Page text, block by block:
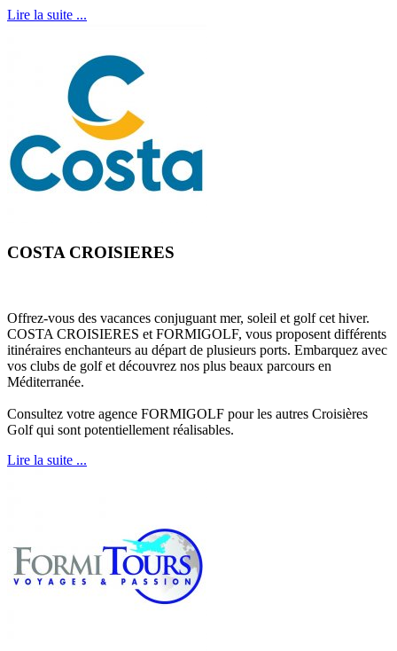
Lire la suite ...
COSTA CROISIERES
Offrez-vous des vacances conjuguant mer, soleil et golf cet hiver.
COSTA CROISIERES et FORMIGOLF, vous proposent différents
itinéraires enchanteurs au départ de plusieurs ports. Embarquez avec
vos clubs de golf et découvrez nos plus beaux parcours en
Méditerranée.
Consultez votre agence FORMIGOLF pour les autres Croisières
Golf qui sont potentiellement réalisables.
Lire la suite ...